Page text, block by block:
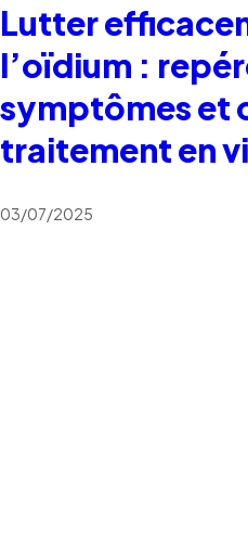
Lutter
l’oïdium :
symptômes et
traitement en
03/07/2025